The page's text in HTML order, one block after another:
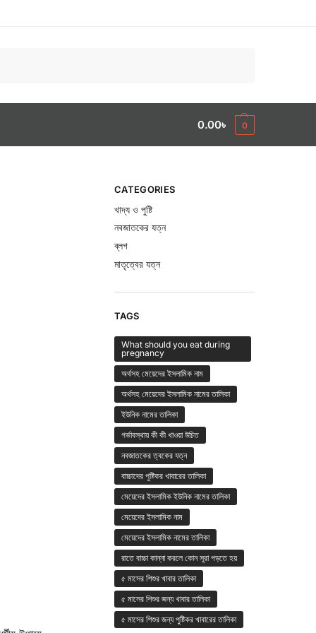
0.00৳ 0
CATEGORIES
খাদ্য ও পুষ্টি
নবজাতকের যত্ন
ব্লগ
মাতৃত্বের যত্ন
TAGS
What should you eat during
pregnancy
অর্থসহ মেয়েদের ইসলামিক নাম
অর্থসহ মেয়েদের ইসলামিক নামের তালিকা
ইউনিক নামের তালিকা
গর্ভাবস্থায় কী কী খাওয়া উচিত
নবজাতকের ত্বকের যত্ন
বাচ্চাদের পুষ্টিকর খাবারের তালিকা
মেয়েদের ইসলামিক ইউনিক নামের তালিকা
মেয়েদের ইসলামিক নাম
মেয়েদের ইসলামিক নামের তালিকা
রাতে বাচ্চা কান্না করলে কোন সূরা পড়তে হয়
৫ মাসের শিশুর খাবার তালিকা
৫ মাসের শিশুর জন্য খাবার তালিকা
৫ মাসের শিশুর জন্য পুষ্টিকর খাবারের তালিকা